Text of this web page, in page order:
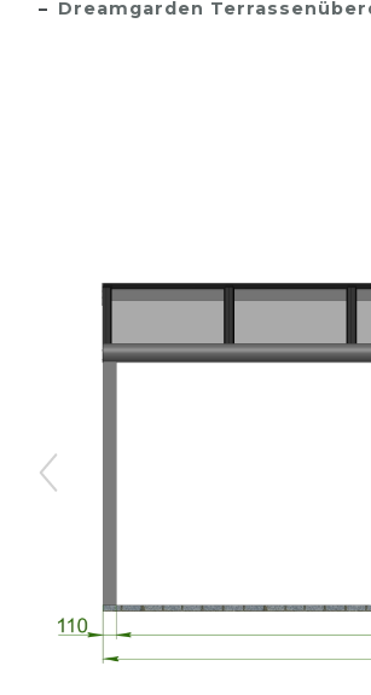
Dreamgarden